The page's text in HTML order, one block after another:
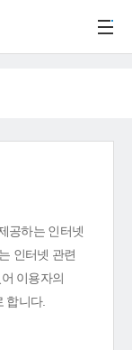
공하는 인터넷
인터넷 관련
이용자의
합니다.